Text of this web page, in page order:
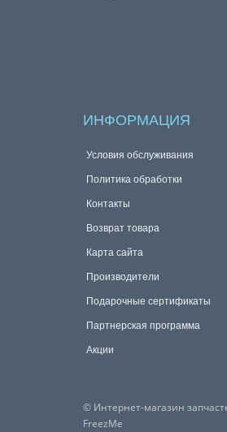
ИНФОРМАЦИЯ
Условия обслуживания
Политика обработки
Контакты
Возврат товара
Карта сайта
Производители
Подарочные сертификаты
Партнерская программа
Акции
© Интернет-магазин
FreezMe